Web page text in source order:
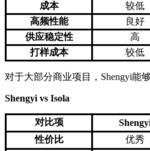
成本
较低
高频性能
良好
供应稳定性
高
打样成本
较低
对于大部分商业项目，Shengyi能
Shengyi vs Isola
对比项
性价比
优秀